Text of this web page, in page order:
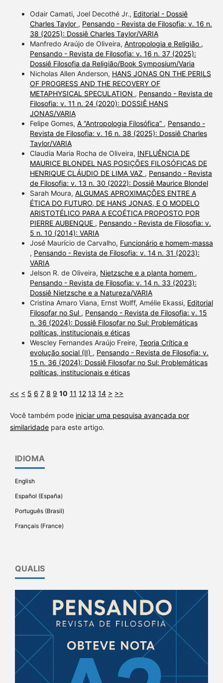
Odair Camati, Joel Decothé Jr., Editorial - Dossiê
Charles Taylor , Pensando - Revista de Filosofia: v. 16 n.
38 (2025): Dossiê Charles Taylor/VARIA
Manfredo Araújo de Oliveira, Antropologia e Religião ,
Pensando - Revista de Filosofia: v. 16 n. 37 (2025):
Dossiê Filosofia da Religião/Book Symposium/Varia
Nicholas Allen Anderson, HANS JONAS ON THE PERILS
OF PROGRESS AND THE RECOVERY OF
METAPHYSICAL SPECULATION , Pensando - Revista de
Filosofia: v. 11 n. 24 (2020): DOSSIÊ HANS
JONAS/VARIA
Felipe Gomes, A “Antropologia Filosófica” , Pensando -
Revista de Filosofia: v. 16 n. 38 (2025): Dossiê Charles
Taylor/VARIA
Claudia Maria Rocha de Oliveira, INFLUÊNCIA DE
MAURICE BLONDEL NAS POSIÇÕES FILOSÓFICAS DE
HENRIQUE CLÁUDIO DE LIMA VAZ , Pensando - Revista
de Filosofia: v. 13 n. 30 (2022): Dossiê Maurice Blondel
Sarah Moura, ALGUMAS APROXIMAÇÕES ENTRE A
ÉTICA DO FUTURO, DE HANS JONAS, E O MODELO
ARISTOTÉLICO PARA A ECOÉTICA PROPOSTO POR
PIERRE AUBENQUE , Pensando - Revista de Filosofia: v.
5 n. 10 (2014): VARIA
José Maurício de Carvalho, Funcionário e homem-massa
, Pensando - Revista de Filosofia: v. 14 n. 31 (2023):
VARIA
Jelson R. de Oliveira, Nietzsche e a planta homem ,
Pensando - Revista de Filosofia: v. 14 n. 33 (2023):
Dossiê Nietzsche e a Natureza/VARIA
Cristina Amaro Viana, Ernst Wolff, Amélie Ekassi, Editorial
Filosofar no Sul , Pensando - Revista de Filosofia: v. 15
n. 36 (2024): Dossiê Filosofar no Sul: Problemáticas
políticas, institucionais e éticas
Wescley Fernandes Araújo Freire, Teoria Crítica e
evolução social (II) , Pensando - Revista de Filosofia: v.
15 n. 36 (2024): Dossiê Filosofar no Sul: Problemáticas
políticas, institucionais e éticas
<< < 5 6 7 8 9 10 11 12 13 14 > >>
Você também pode iniciar uma pesquisa avançada por
similaridadepara este artigo.
IDIOMA
English
Español (España)
Português (Brasil)
Français (France)
QUALIS